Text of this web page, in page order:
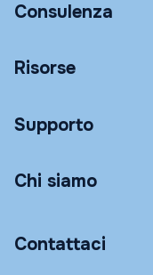
Consulenza
Risorse
Supporto
Chi siamo
Contattaci